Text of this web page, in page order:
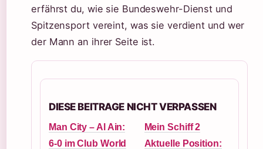
erfährst du, wie sie Bundeswehr-Dienst und
Spitzensport vereint, was sie verdient und wer
der Mann an ihrer Seite ist.
DIESE BEITRAGE NICHT VERPASSEN
Man City – Al Ain:
6-0 im Club World
Mein Schiff 2
Aktuelle Position: